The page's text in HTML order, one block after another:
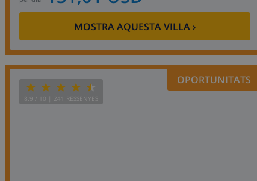
MOSTRA AQUESTA VILLA ›
8.9 / 10 | 241 RESSENYES
OPORTUNITATS